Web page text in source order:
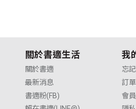
關於書適生活
關於書適
最新消息
書適粉(FB)
我
忘
訂
會